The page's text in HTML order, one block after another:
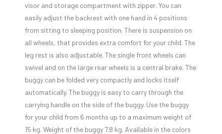
visor and storage compartment with zipper. You can
easily adjust the backrest with one hand in 4 positions
from sitting to sleeping position. There is suspension on
all wheels, that provides extra comfort for your child. The
leg rest is also adjustable. The single front wheels can
swivel and on the large rear wheels is a central brake. The
buggy can be folded very compactly and locks itself
automatically. The buggy is easy to carry through the
carrying handle on the side of the buggy. Use the buggy
for your child from 6 months up to a maximum weight of
15 kg. Weight of the buggy 7.8 kg. Available in the colors